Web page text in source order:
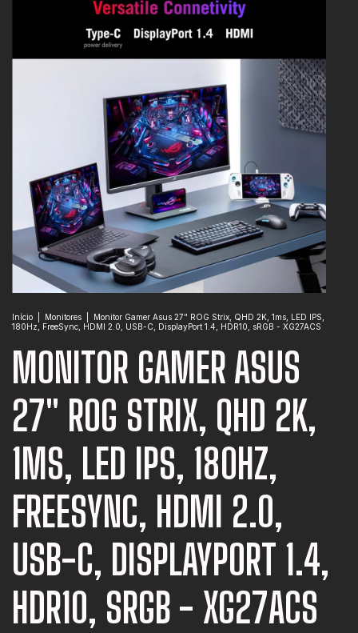
Início Monitores
Monitor Gamer Asus 27" ROG Strix, QHD 2K, 1ms, LED IPS,
180Hz, FreeSync, HDMI 2.0, USB-C, DisplayPort 1.4, HDR10, sRGB - XG27ACS
MONITOR GAMER ASUS
27" ROG STRIX, QHD 2K,
1MS, LED IPS, 180HZ,
FREESYNC, HDMI 2.0,
USB-C, DISPLAYPORT 1.4,
HDR10, SRGB - XG27ACS